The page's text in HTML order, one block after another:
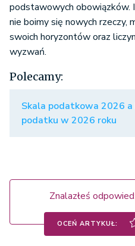
podstawowych obowiązków.
nie boimy się nowych rzeczy,
swoich horyzontów oraz
wyzwań.
Polecamy:
Skala podatkowa 2026
podatku w 2026 roku
Znalazłeś
OCEŃ ARTYKUŁ: